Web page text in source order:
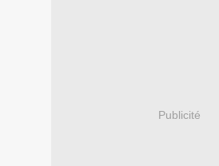
Publicité